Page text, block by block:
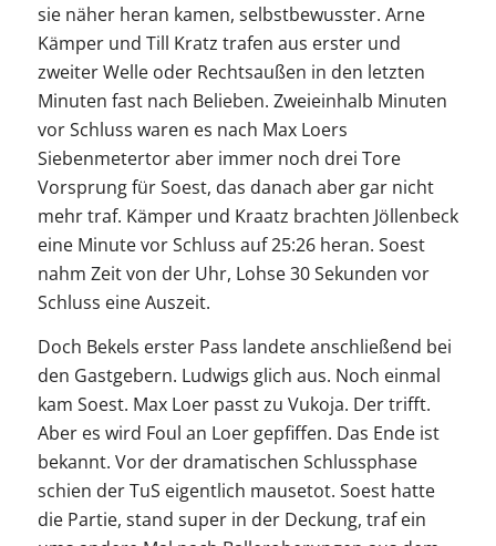
sie näher heran kamen, selbstbewusster. Arne
Kämper und Till Kratz trafen aus erster und
zweiter Welle oder Rechtsaußen in den letzten
Minuten fast nach Belieben. Zweieinhalb Minuten
vor Schluss waren es nach Max Loers
Siebenmetertor aber immer noch drei Tore
Vorsprung für Soest, das danach aber gar nicht
mehr traf. Kämper und Kraatz brachten Jöllenbeck
eine Minute vor Schluss auf 25:26 heran. Soest
nahm Zeit von der Uhr, Lohse 30 Sekunden vor
Schluss eine Auszeit.
Doch Bekels erster Pass landete anschließend bei
den Gastgebern. Ludwigs glich aus. Noch einmal
kam Soest. Max Loer passt zu Vukoja. Der trifft.
Aber es wird Foul an Loer gepfiffen. Das Ende ist
bekannt. Vor der dramatischen Schlussphase
schien der TuS eigentlich mausetot. Soest hatte
die Partie, stand super in der Deckung, traf ein